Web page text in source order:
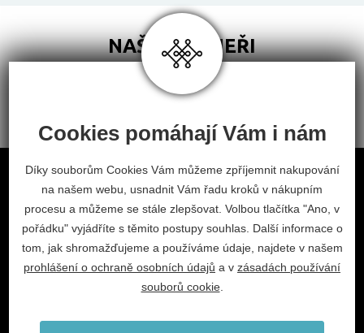
NAŠI PARTNEŘI
Obchodní podmínky
Odstoupení od smlouvy
Nastavení cookies
facebookinstagram
2026 © Habitat, a.s.
info@habitat-cz.cz
Cookies pomáhají Vám i nám
Díky souborům Cookies Vám můžeme zpříjemnit nakupování
na našem webu, usnadnit Vám řadu kroků v nákupním
procesu a můžeme se stále zlepšovat. Volbou tlačítka "Ano, v
pořádku" vyjádříte s těmito postupy souhlas. Další informace o
tom, jak shromažďujeme a používáme údaje, najdete v našem
prohlášení o ochraně osobních údajů a v zásadách používání
souborů cookie.